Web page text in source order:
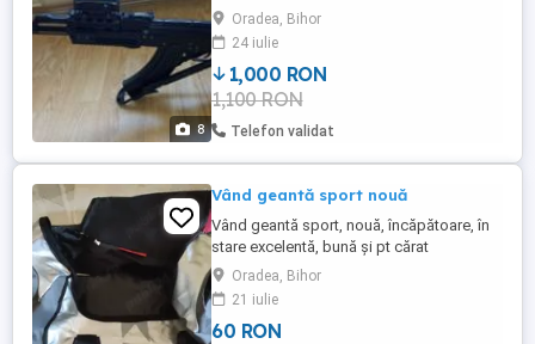
8
de 1,5joule. Acumulator nou NiMH
1600mAh,8.4V. nici o data incarcat.
Include: incarcator cu o capacitate de 500
bile,luneta 1x30 cu punct ochire de
culoare rosie verde,lampa led cu suport
de prindere,amortizor,adaptor incarcare ...
Oradea, Bihor
24 iulie
1,000 RON
1,100 RON
Telefon validat
Vând geantă sport nouă
Vând geantă sport, nouă, încăpătoare, în
stare excelentă, bună și pt cărat
echipamente sportive, preț avantajos!
Oradea, Bihor
21 iulie
60 RON